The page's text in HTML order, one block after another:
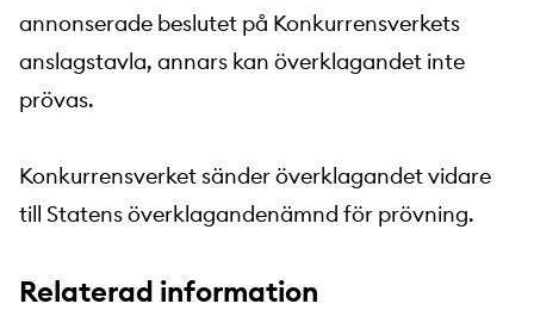
annonserade beslutet på Konkurrensverkets
anslagstavla, annars kan överklagandet inte
prövas.
Konkurrensverket sänder överklagandet vidare
till Statens överklagandenämnd för prövning.
Relaterad information